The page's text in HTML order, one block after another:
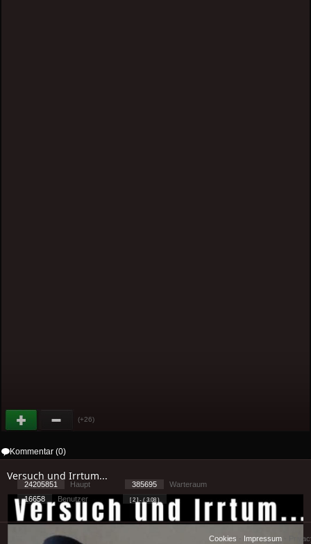
(+26)
Kommentar (0)
Versuch und Irrtum...
24205851 Haupt 385695
Warteraum
16658
Benutzer [ 2 ] - ( 3.08 )
Cookies Impressum